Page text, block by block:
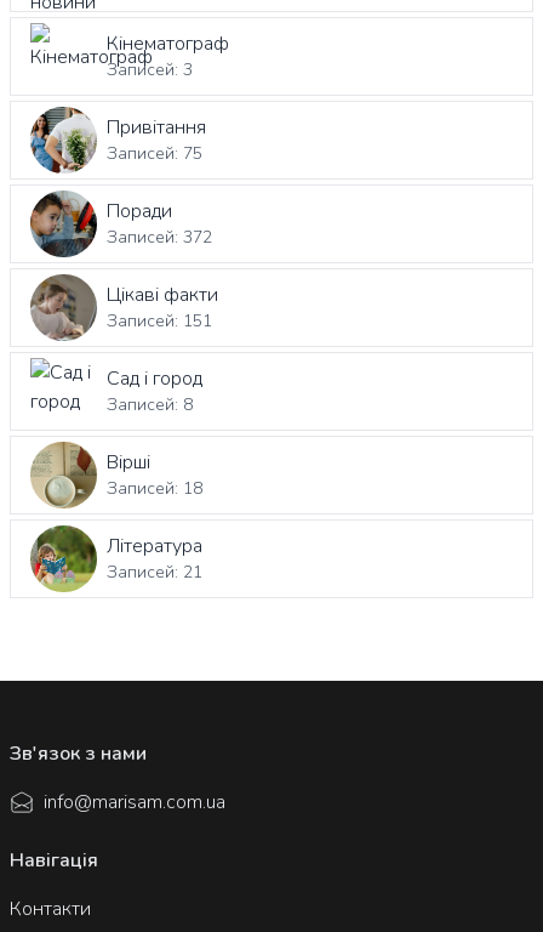
Кінематограф
Записей: 3
Привітання
Записей: 75
Поради
Записей: 372
Цікаві факти
Записей: 151
Сад і город
Записей: 8
Вірші
Записей: 18
Література
Записей: 21
Навігація
Контакти
Зв'язок з нами
info@marisam.com.ua